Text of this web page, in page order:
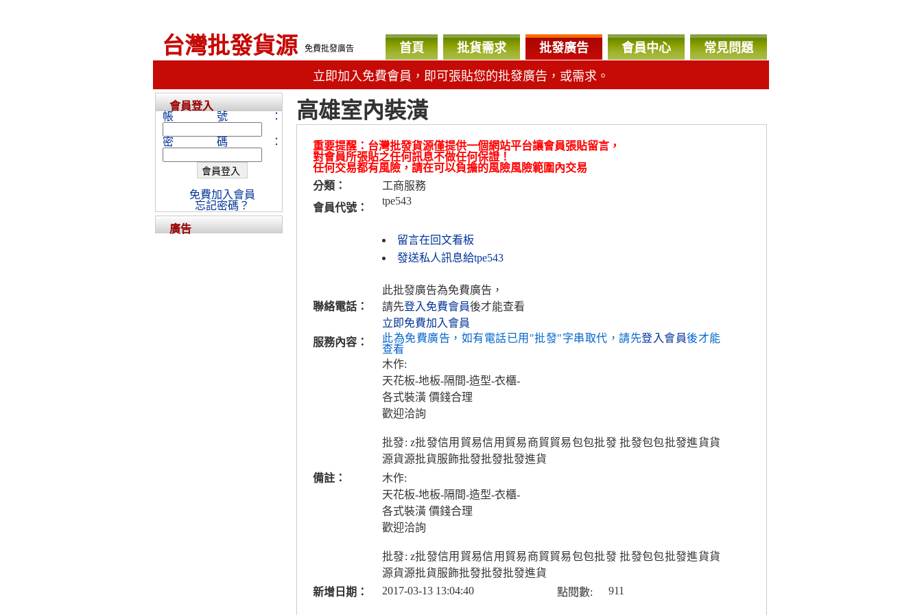
台灣批發貨源 免費批發廣告 首頁 批貨需求 批發廣告 會員中心 常見問題
立即加入免費會員，即可張貼您的批發廣告，或需求。
高雄室內裝潢
重要提醒：台灣批發貨源僅提供一個網站平台讓會員張貼留言，
對會員所張貼之任何訊息不做任何保證！
任何交易都有風險，請在可以負擔的風險風險範圍內交易
分類：
工商服務
會員代號：
tpe543
留言在回文看板
發送私人訊息給tpe543
聯絡電話：
此批發廣告為免費廣告，
請先登入免費會員後才能查看
立即免費加入會員
服務內容：
此為免費廣告，如有電話已用"批發"字串取代，請先登入會員後才能
查看
木作:
天花板-地板-隔間-造型-衣櫃-
各式裝潢 價錢合理
歡迎洽詢
批發: z批發信用貿易信用貿易商貿貿易包包批發 批發包包批發進貨貨
源貨源批貨服飾批發批發批發進貨
備註：
木作:
天花板-地板-隔間-造型-衣櫃-
各式裝潢 價錢合理
歡迎洽詢
批發: z批發信用貿易信用貿易商貿貿易包包批發 批發包包批發進貨貨
源貨源批貨服飾批發批發批發進貨
新增日期：
2017-03-13 13:04:40 點閱數: 911
會員登入
帳號：
密碼：
免費加入會員
忘記密碼？
廣告